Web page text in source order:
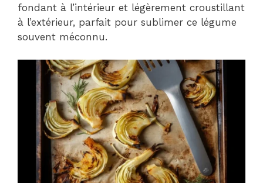
fondant à l’intérieur et légèrement croustillant
à l’extérieur, parfait pour sublimer ce légume
souvent méconnu.